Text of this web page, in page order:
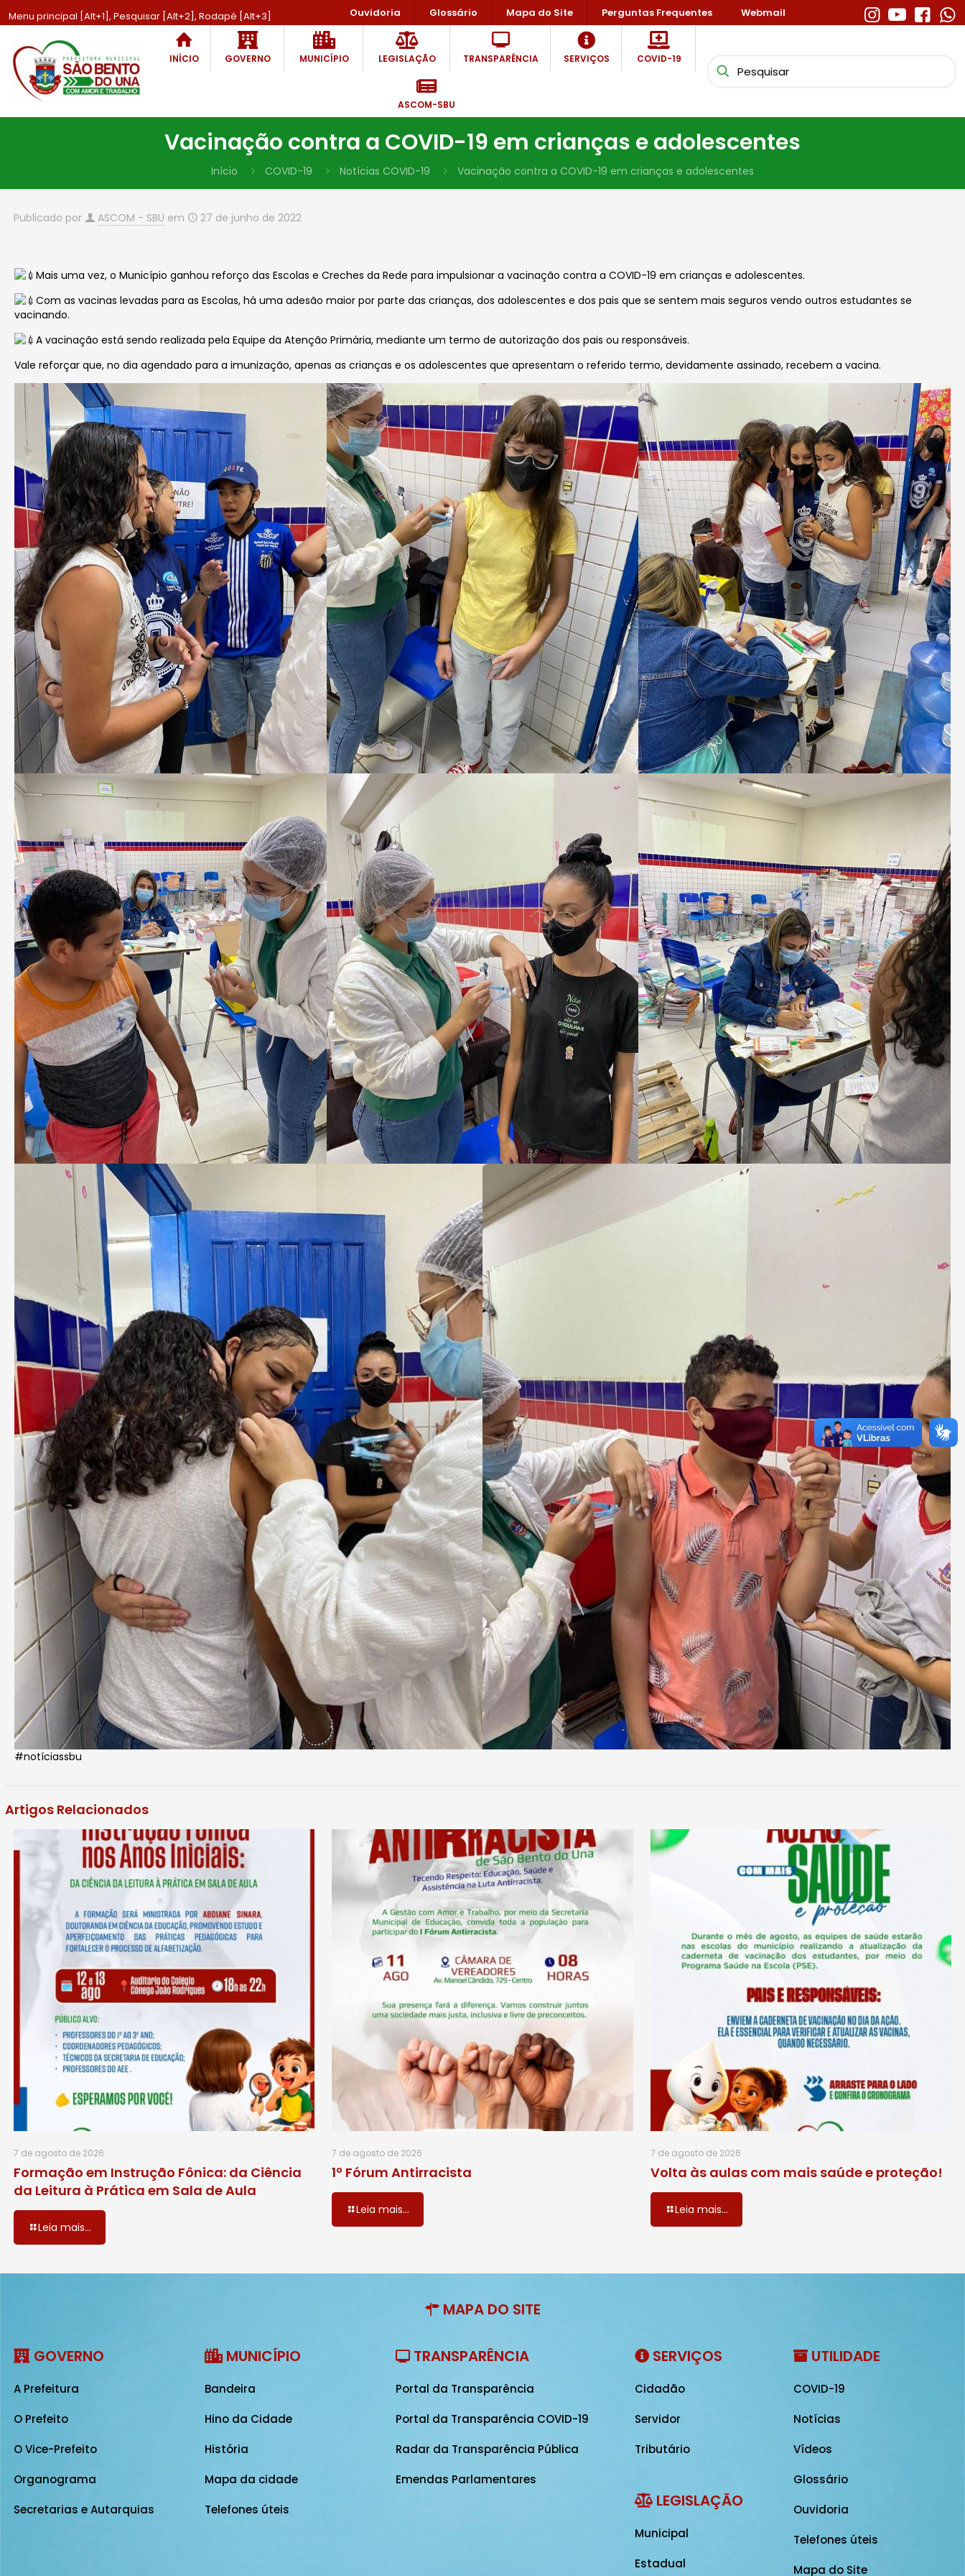
Menu principal [Alt+1], Pesquisar [Alt+2], Rodapé [Alt+3] Ouvidoria Glossário Mapa do Site Perguntas Frequentes Webmail
INÍCIO GOVERNO MUNICÍPIO LEGISLAÇÃO TRANSPARÊNCIA SERVIÇOS COVID-19
ASCOM-SBU
Vacinação contra a COVID-19 em crianças e adolescentes
Início COVID-19 Notícias COVID-19 Vacinação contra a COVID-19 em crianças e adolescentes
Publicado por ASCOM - SBU em 27 de junho de 2022
Mais uma vez, o Município ganhou reforço das Escolas e Creches da Rede para impulsionar a vacinação contra a COVID-19 em crianças e adolescentes.
Com as vacinas levadas para as Escolas, há uma adesão maior por parte das crianças, dos adolescentes e dos pais que se sentem mais seguros vendo outros estudantes se
vacinando.
A vacinação está sendo realizada pela Equipe da Atenção Primária, mediante um termo de autorização dos pais ou responsáveis.
Vale reforçar que, no dia agendado para a imunização, apenas as crianças e os adolescentes que apresentam o referido termo, devidamente assinado, recebem a vacina.
#notíciassbu
Artigos Relacionados
7 de agosto de 2026
Formação em Instrução Fônica: da Ciência
da Leitura à Prática em Sala de Aula
Leia mais...
7 de agosto de 2026
1º Fórum Antirracista
Leia mais...
7 de agosto de 2026
Volta às aulas com mais saúde e proteção!
Leia mais...
MAPA DO SITE
GOVERNO
A Prefeitura
O Prefeito
O Vice-Prefeito
Organograma
Secretarias e Autarquias
MUNICÍPIO
Bandeira
Hino da Cidade
História
Mapa da cidade
Telefones úteis
TRANSPARÊNCIA
Portal da Transparência
Portal da Transparência COVID-19
Radar da Transparência Pública
Emendas Parlamentares
SERVIÇOS
Cidadão
Servidor
Tributário
LEGISLAÇÃO
Municipal
Estadual
UTILIDADE
COVID-19
Notícias
Vídeos
Glossário
Ouvidoria
Telefones úteis
Mapa do Site